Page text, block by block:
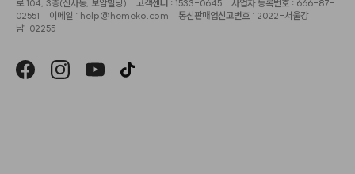
로 104, 3층(신사동, 보암빌딩)
고객센터 : 1533-0645
사업자 등록번호 : 666-87-
02551
이메일 : help@hemeko.com
통신판매업신고번호 : 2022-서울강
남-02255